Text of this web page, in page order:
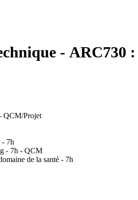
- ARC730 :
QCM/Projet
- 7h
- 7h - QCM
de la santé - 7h